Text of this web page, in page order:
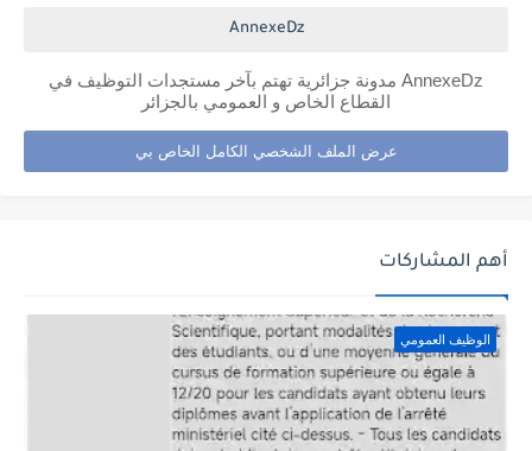
AnnexeDz
AnnexeDz مدونة جزائرية تهتم بآخر مستجدات التوظيف في
القطاع الخاص و العمومي بالجزائر
عرض الملف الشخصي الكامل الخاص بي
أهم المشاركات
الوظيف العمومي